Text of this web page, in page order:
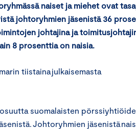
naiset ja miehet ovat
johtoryhmien jäsenistä 36
johtajinaja toimitusjohtaji
8 prosenttia on naisia.
tiistaina julkaisemasta
suomalaisten
Johtoryhmien jäsenistä